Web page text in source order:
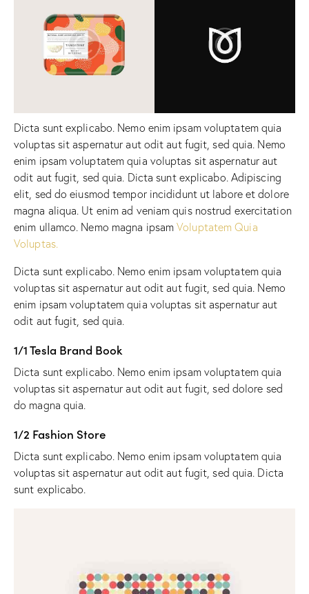
Dicta sunt explicabo. Nemo enim ipsam voluptatem quia
voluptas sit aspernatur aut odit aut fugit, sed quia. Nemo
enim ipsam voluptatem quia voluptas sit aspernatur aut
odit aut fugit, sed quia. Dicta sunt explicabo. Adipiscing
elit, sed do eiusmod tempor incididunt ut labore et dolore
magna aliqua. Ut enim ad veniam quis nostrud exercitation
enim ullamco. Nemo magna ipsamVoluptatem Quia
Voluptas.
Dicta sunt explicabo. Nemo enim ipsam voluptatem quia
voluptas sit aspernatur aut odit aut fugit, sed quia. Nemo
enim ipsam voluptatem quia voluptas sit aspernatur aut
odit aut fugit, sed quia.
1/1 Tesla Brand Book
Dicta sunt explicabo. Nemo enim ipsam voluptatem quia
voluptas sit aspernatur aut odit aut fugit, sed dolore sed
do magna quia.
1/2 Fashion Store
Dicta sunt explicabo. Nemo enim ipsam voluptatem quia
voluptas sit aspernatur aut odit aut fugit, sed quia. Dicta
sunt explicabo.